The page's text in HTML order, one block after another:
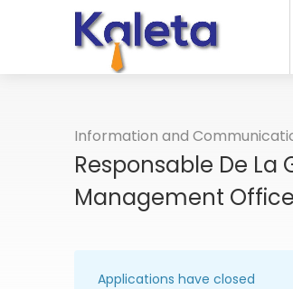
Information and
Responsable De
Management
Applications have closed